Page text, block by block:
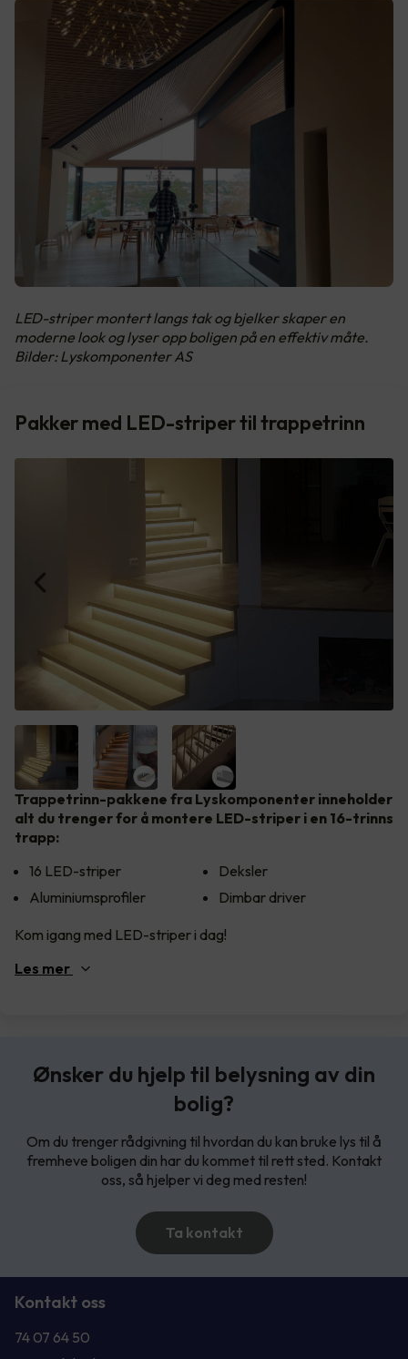
LED-striper montert langs tak og bjelker skaper en
moderne look og lyser opp boligen på en effektiv måte.
Bilder: Lyskomponenter AS
Pakker med LED-striper til trappetrinn
Trappetrinn-pakkene fra Lyskomponenter inneholder
alt du trenger for å montere LED-striper i en 16-trinns
trapp:
16 LED-striper
Aluminiumsprofiler
Deksler
Dimbar driver
Kom igang med LED-striper i dag!
Les mer
Ønsker du hjelp til belysning av din
bolig?
Om du trenger rådgivning til hvordan du kan bruke lys til å
fremheve boligen din har du kommet til rett sted. Kontakt
oss, så hjelper vi deg med resten!
Ta kontakt
Kontakt oss
74 07 64 50